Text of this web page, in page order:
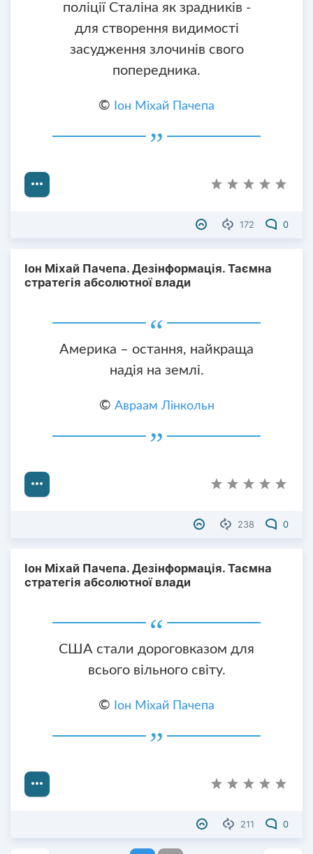
поліції Сталіна як зрадників -
для створення видимості
засудження злочинів свого
попередника.
© Іон Міхай Пачепа
172 0
Іон Міхай Пачепа. Дезінформація. Таємна
стратегія абсолютної влади
Америка – остання, найкраща
надія на землі.
© Авраам Лінкольн
238 0
Іон Міхай Пачепа. Дезінформація. Таємна
стратегія абсолютної влади
США стали дороговказом для
всього вільного світу.
© Іон Міхай Пачепа
211 0